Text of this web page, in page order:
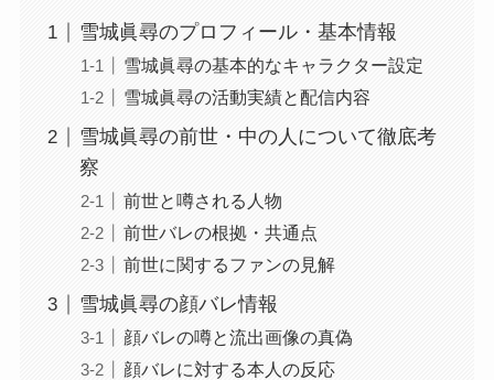
雪城眞尋のプロフィール・基本情報
雪城眞尋の基本的なキャラクター設定
雪城眞尋の活動実績と配信内容
雪城眞尋の前世・中の人について徹底考
察
前世と噂される人物
前世バレの根拠・共通点
前世に関するファンの見解
雪城眞尋の顔バレ情報
顔バレの噂と流出画像の真偽
顔バレに対する本人の反応